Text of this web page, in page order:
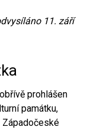
11. září
prohlášen
památku,
Západočeské